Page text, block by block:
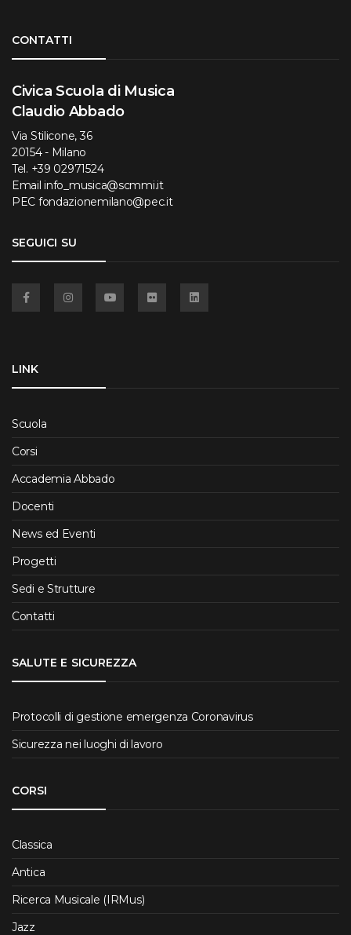
CONTATTI
Civica Scuola di Musica
Claudio Abbado
Via Stilicone, 36
20154 - Milano
Tel. +39 02971524
Email info_musica@scmmi.it
PEC fondazionemilano@pec.it
SEGUICI SU
LINK
Scuola
Corsi
Accademia Abbado
Docenti
News ed Eventi
Progetti
Sedi e Strutture
Contatti
SALUTE E SICUREZZA
Protocolli di gestione emergenza Coronavirus
Sicurezza nei luoghi di lavoro
CORSI
Classica
Antica
Ricerca Musicale (IRMus)
Jazz